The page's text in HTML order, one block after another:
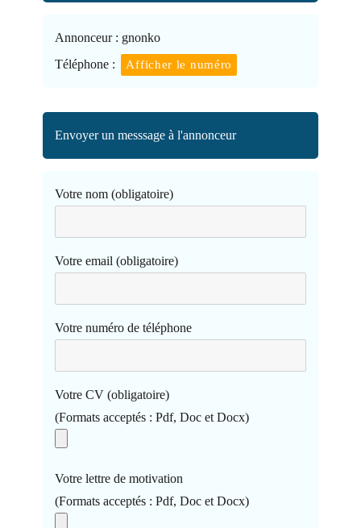
Annonceur : gnonko
Téléphone :
Afficher le numéro
Envoyer un messsage à l'annonceur
Votre nom (obligatoire)
Votre email (obligatoire)
Votre numéro de téléphone
Votre CV (obligatoire)
(Formats acceptés : Pdf, Doc et Docx)
Votre lettre de motivation
(Formats acceptés : Pdf, Doc et Docx)